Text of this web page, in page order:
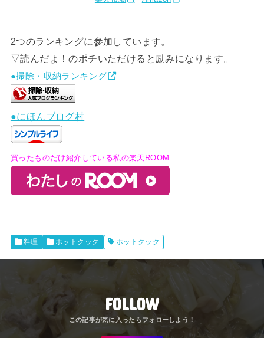
2つのランキングに参加しています。
▽読んだよ！のポチいただけると励みになります。
●掃除・収納ランキング
●にほんブログ村
買ったものだけ紹介している私の楽天ROOM
料理 ホットクック ホットクック
FOLLOW